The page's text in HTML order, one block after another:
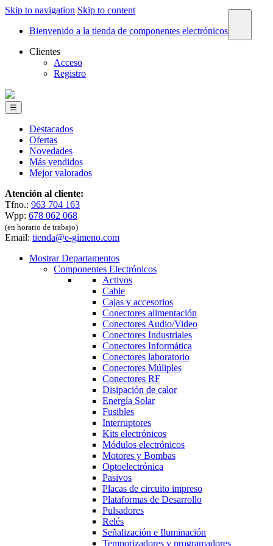
Skip to navigation Skip to content
Bienvenido a la tienda de componentes electrónicos
Clientes
Acceso
Registro
☰
Destacados
Ofertas
Novedades
Más vendidos
Mejor valorados
Atención al cliente:
Tfno.: 963 704 163
Wpp: 678 062 068
(en horario de trabajo)
Email: tienda@e-gimeno.com
Mostrar Departamentos
Componentes Electrónicos
Activos
Cable
Cajas y accesorios
Conectores alimentación
Conectores Audio/Video
Conectores Industriales
Conectores Informática
Conectores laboratorio
Conectores Múliples
Conectores RF
Disipación de calor
Energía Solar
Fusibles
Interruptores
Kits electrónicos
Módulos electrónicos
Motores y Bombas
Optoelectrónica
Pasivos
Placas de circuito impreso
Plataformas de Desarrollo
Pulsadores
Relés
Señalización e Iluminación
Temporizadores y programadores